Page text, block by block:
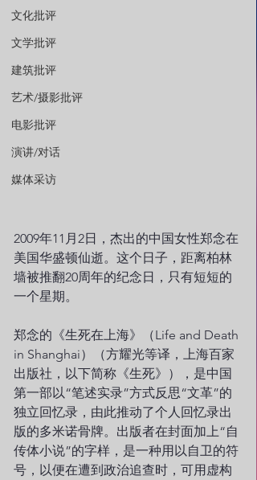
文化批评
文学批评
建筑批评
艺术/摄影批评
电影批评
演讲/对话
媒体采访
2009年11月2日，杰出的中国女性郑念在
美国华盛顿仙逝。这个日子，距离柏林
墙被推翻20周年的纪念日，只有短短的
一个星期。
郑念的《生死在上海》（Life and Death
in Shanghai）（方耀光等译，上海百家
出版社，以下简称《生死》），是中国
第一部以“笔述实录”方式反思“文革”的
独立回忆录，由此推动了个人回忆录出
版的多米诺骨牌。出版者在封面加上“自
传体小说”的字样，是一种用以自卫的符
号，以便在遭到政治追查时，可用虚构